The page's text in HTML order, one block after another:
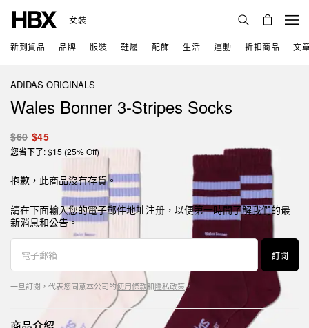
女裝
新到貨品 品牌 服裝 鞋履 配飾 生活 運動 折扣商品 文
ADIDAS ORIGINALS
Wales Bonner 3-Stripes Socks
$60 $45
您省下了: $15 (25% Off)
抱歉，此商品沒有存貨。
請在下面輸入您的電子郵件地址注册，以便第一時間了解我們的最
新消息和公告。
訂閱
一旦訂閱，代表您同意本公司的使用條款和隱私政策。